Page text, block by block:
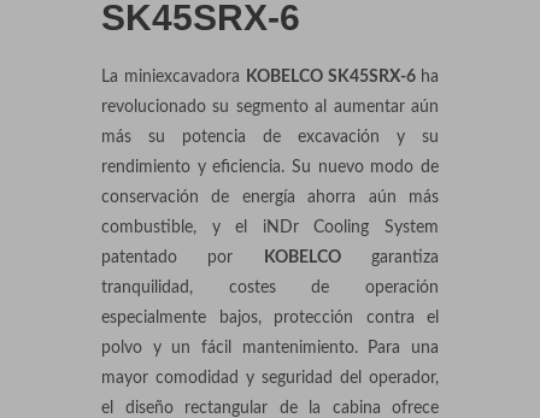
SK45SRX-6
La miniexcavadora KOBELCO SK45SRX-6 ha
revolucionado su segmento al aumentar aún
más su potencia de excavación y su
rendimiento y eficiencia. Su nuevo modo de
conservación de energía ahorra aún más
combustible, y el iNDr Cooling System
patentado por
KOBELCOgarantiza
tranquilidad, costes de operación
especialmente bajos, protección contra el
polvo y un fácil mantenimiento. Para una
mayor comodidad y seguridad del operador,
el diseño rectangular de la cabina ofrece